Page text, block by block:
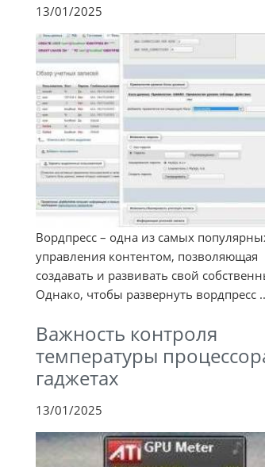
13/01/2025
Вордпресс – одна из самых
управления контентом, позволяющая
создавать и развивать свой
Однако, чтобы развернуть вордпресс
Важность контроля
температуры
гаджетах
13/01/2025